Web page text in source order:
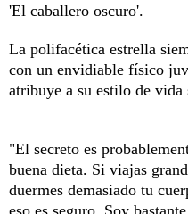
'El caballero oscuro'.
La polifacética estrella
con un envidiable físico
atribuye a su estilo de vida
"El secreto es
buena dieta. Si viajas
duermes demasiado tu
eso es seguro. Soy